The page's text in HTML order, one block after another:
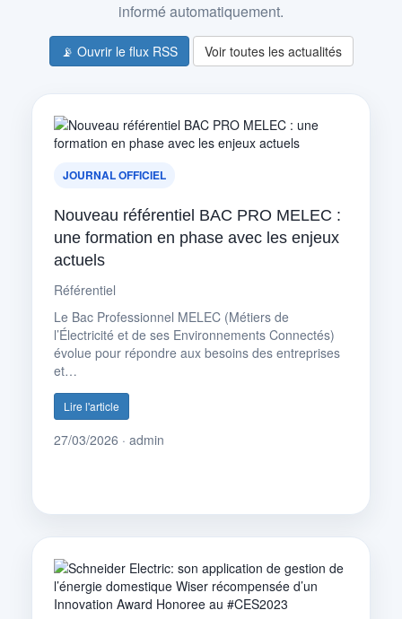
informé automatiquement.
📡 Ouvrir le flux RSS Voir toutes les actualités
JOURNAL OFFICIEL
Nouveau référentiel BAC PRO MELEC :
une formation en phase avec les enjeux
actuels
Référentiel
Le Bac Professionnel MELEC (Métiers de
l’Électricité et de ses Environnements Connectés)
évolue pour répondre aux besoins des entreprises
et…
Lire l'article
27/03/2026 · admin